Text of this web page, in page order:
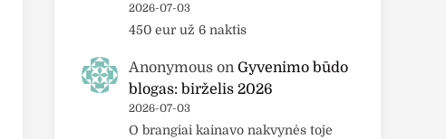
2026-07-03
450 eur už 6 naktis
Anonymous on Gyvenimo būdo
blogas: birželis 2026
2026-07-03
O brangiai kainavo nakvynės toje